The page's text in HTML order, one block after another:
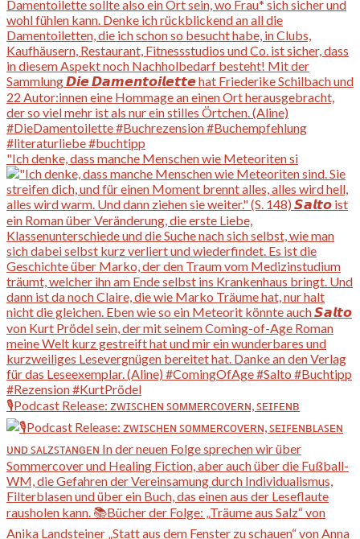
"Ich denke, dass manche Menschen wie Meteoriten si
🎙️Podcast Release: ᴢᴡɪꜱᴄʜᴇɴ ꜱᴏᴍᴍᴇʀᴄᴏᴠᴇʀɴ, ꜱᴇɪꜰᴇɴʙ